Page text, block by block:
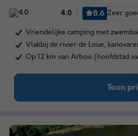
4.0 8.6 Zeer
Vriendelijke camping met
Vlakbij de rivier de Loue,
Op 12 km van Arbois (hoofdstad
Toon